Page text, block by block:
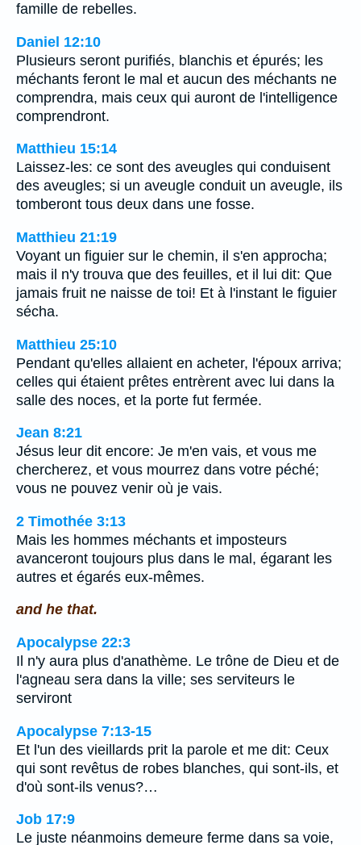
famille de rebelles.
Daniel 12:10
Plusieurs seront purifiés, blanchis et épurés; les
méchants feront le mal et aucun des méchants ne
comprendra, mais ceux qui auront de l'intelligence
comprendront.
Matthieu 15:14
Laissez-les: ce sont des aveugles qui conduisent
des aveugles; si un aveugle conduit un aveugle, ils
tomberont tous deux dans une fosse.
Matthieu 21:19
Voyant un figuier sur le chemin, il s'en approcha;
mais il n'y trouva que des feuilles, et il lui dit: Que
jamais fruit ne naisse de toi! Et à l'instant le figuier
sécha.
Matthieu 25:10
Pendant qu'elles allaient en acheter, l'époux arriva;
celles qui étaient prêtes entrèrent avec lui dans la
salle des noces, et la porte fut fermée.
Jean 8:21
Jésus leur dit encore: Je m'en vais, et vous me
chercherez, et vous mourrez dans votre péché;
vous ne pouvez venir où je vais.
2 Timothée 3:13
Mais les hommes méchants et imposteurs
avanceront toujours plus dans le mal, égarant les
autres et égarés eux-mêmes.
and he that.
Apocalypse 22:3
Il n'y aura plus d'anathème. Le trône de Dieu et de
l'agneau sera dans la ville; ses serviteurs le
serviront
Apocalypse 7:13-15
Et l'un des vieillards prit la parole et me dit: Ceux
qui sont revêtus de robes blanches, qui sont-ils, et
d'où sont-ils venus?…
Job 17:9
Le juste néanmoins demeure ferme dans sa voie,